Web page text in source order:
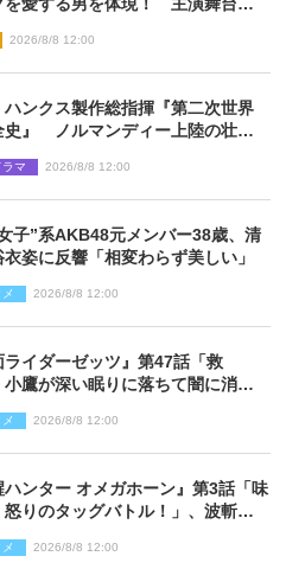
を愛する男を体現！ 主演舞台
2026/8/8 12:00
ハンクス製作総指揮『第二次世界
史』 ノルマンディー上陸の壮絶
マ 2026/8/8 12:00
子”系AKB48元メンバー38歳、清
姿に反響「相変わらず美しい」
2026/8/8 12:00
ライダーゼッツ』第47話「救
小鷹が深い眠りに落ちて闇に消え
2026/8/8 12:00
ハンター オメガホーン』第3話「味
怒りのタッグバトル！」、波斬の
2026/8/8 12:00